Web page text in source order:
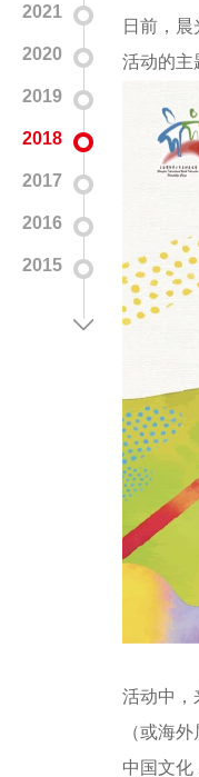
2021
2020
2019
2018
2017
2016
2015
日前，
活动的主
活动中，
（或海
中国文化